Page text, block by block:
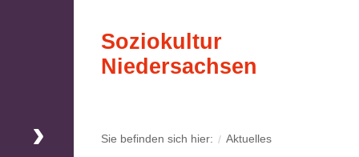
Soziokultur
Niedersachsen
Sie befinden sich hier: Aktuelles
Region Nord